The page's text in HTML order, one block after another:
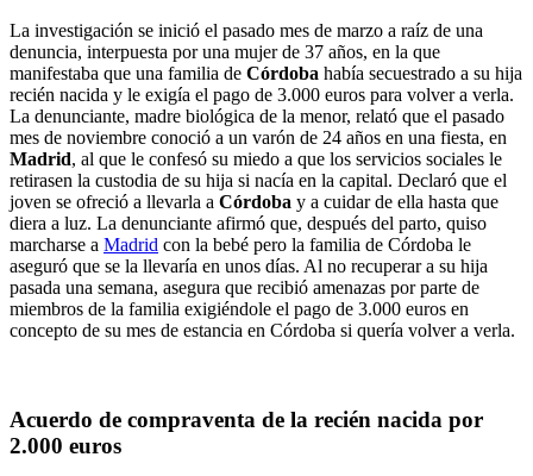
La investigación se inició el pasado mes de marzo a raíz de una
denuncia, interpuesta por una mujer de 37 años, en la que
manifestaba que una familia de Córdoba había secuestrado a su hija
recién nacida y le exigía el pago de 3.000 euros para volver a verla.
La denunciante, madre biológica de la menor, relató que el pasado
mes de noviembre conoció a un varón de 24 años en una fiesta, en
Madrid, al que le confesó su miedo a que los servicios sociales le
retirasen la custodia de su hija si nacía en la capital. Declaró que el
joven se ofreció a llevarla a Córdoba y a cuidar de ella hasta que
diera a luz. La denunciante afirmó que, después del parto, quiso
marcharse a Madrid con la bebé pero la familia de Córdoba le
aseguró que se la llevaría en unos días. Al no recuperar a su hija
pasada una semana, asegura que recibió amenazas por parte de
miembros de la familia exigiéndole el pago de 3.000 euros en
concepto de su mes de estancia en Córdoba si quería volver a verla.
Acuerdo de compraventa de la recién nacida por
2.000 euros